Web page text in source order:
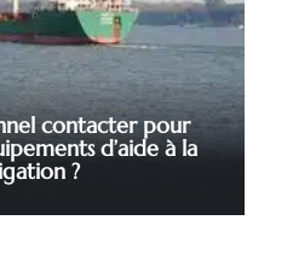
contacter pour
d’aide à la
?